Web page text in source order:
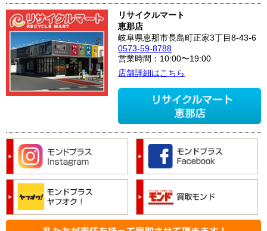
リサイクルマート
恵那店
岐阜県恵那市長島町正家3丁目8-43-6
0573-59-8788
営業時間：10:00〜19:00
店舗詳細はこちら